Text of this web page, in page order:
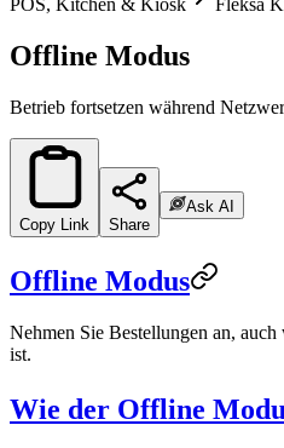
POS, Kitchen & Kiosk Fleksa
Offline Modus
Betrieb fortsetzen während
Copy Link Share
Ask AI
Offline Modus
Nehmen Sie Bestellungen an,
ist.
Wie der Offline